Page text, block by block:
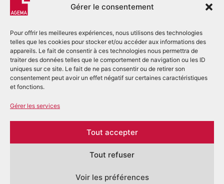
Gérer le consentement
Pour offrir les meilleures expériences, nous utilisons des technologies
telles que les cookies pour stocker et/ou accéder aux informations des
appareils. Le fait de consentir à ces technologies nous permettra de
traiter des données telles que le comportement de navigation ou les ID
uniques sur ce site. Le fait de ne pas consentir ou de retirer son
consentement peut avoir un effet négatif sur certaines caractéristiques
et fonctions.
Gérer les services
Tout accepter
Tout refuser
Voir les préférences
+33 (0)5 53 03 80 00
©2026 – AGEMA – TOUS DROITS RÉSERVÉS